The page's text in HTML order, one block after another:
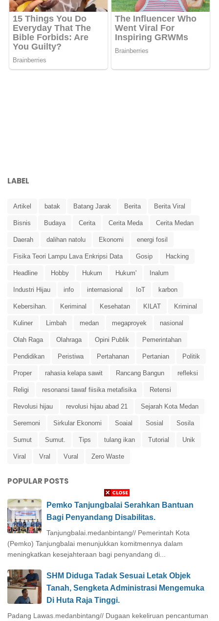
LABEL
Artikel batak Batang Jarak Berita Berita Viral
Bisnis Budaya Cerita Cerita Meda Cerita Medan
Daerah dalihan natolu Ekonomi energi fosil
Fisika Teori Lampu Lava Enkripsi Data Gosip Hacking
Headline Hobby Hukum Hukum' Inalum
Industri Hijau info internasional IoT karbon
Kebersihan. Keriminal Kesehatan KILAT Kriminal
Kuliner Limbah medan megaproyek nasional
Olah Raga Olahraga Opini Publik Pemerintahan
Pendidikan Peristiwa Pertahanan Pertanian Politik
Proper rahasia kelapa sawit Rancang Bangun refleksi
Religi resonansi tawaf fiisika metafisika Retensi
Revolusi hijau revolusi hijau abad 21 Sejarah Kota Medan
Seremoni Sirkular Ekonomi Soaial Sosial Sosila
Sumut Sumut. Tips tulang ikan Tutorial Unik
Viral Vral Vural Zero Waste
POPULAR POSTS
Pemko Tanjungbalai Serahkan Bantuan
Bagi Penyandang Disabilitas.
Tanjungbalai.medanbintang// Pemerintah Kota
(Pemko) Tanjungbalai menunjukkan komitmennya dalam
meningkatkan kesejahteraan bagi penyandang di...
SHM Diduga Tadak Sesuai Letak Objek
Tanah, Sengketa Administrasi Mengemuka
Di Huta Raja Tinggi.
Padang Lawas.medanbintang// Dugaan kekeliruan pencantuman